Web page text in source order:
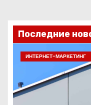
Последние
ИНТЕРНЕТ-МАРКЕТИНГ